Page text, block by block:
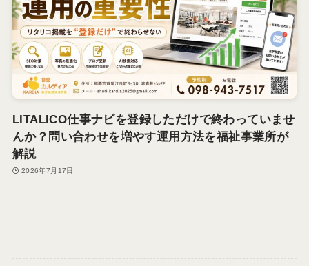
LITALICO仕事ナビを登録しただけで終わっていませ
んか？問い合わせを増やす運用方法を福祉事業所が
解説
2026年7月17日